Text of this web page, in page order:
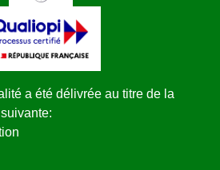
a été délivrée au titre de la